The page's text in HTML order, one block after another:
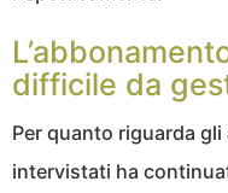
difficile da
Per quanto riguarda
intervistati ha